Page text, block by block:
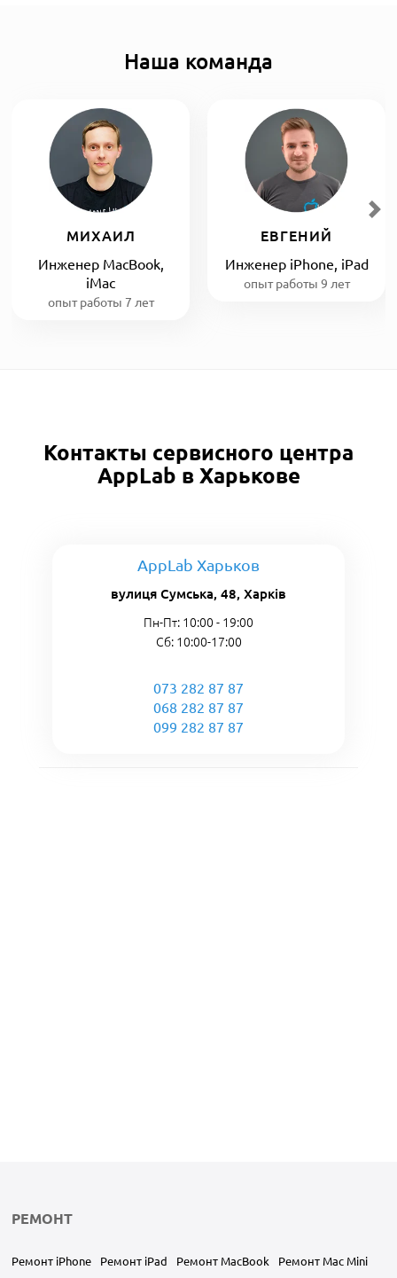
Наша команда
МИХАИЛ
Инженер MacBook,
iMac
опыт работы 7 лет
ЕВГЕНИЙ
Инженер iPhone, iPad
опыт работы 9 лет
Контакты сервисного центра
AppLab в Харькове
AppLab Харьков
вулиця Сумська, 48, Харків
Пн-Пт: 10:00 - 19:00
Сб: 10:00-17:00
073 282 87 87
068 282 87 87
099 282 87 87
РЕМОНТ
Ремонт iPhone Ремонт iPad Ремонт MacBook Ремонт Mac Mini